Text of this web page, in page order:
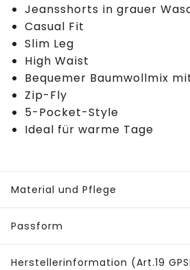
Jeansshorts in grauer
Casual Fit
Slim Leg
High Waist
Bequemer Baumwollmix
Zip-Fly
5-Pocket-Style
Ideal für warme Tage
Material und Pflege
Passform
Herstellerinformation (Art.19